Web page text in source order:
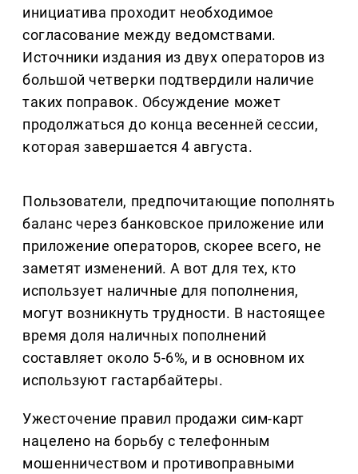
инициатива проходит необходимое
согласование между ведомствами.
Источники издания из двух операторов из
большой четверки подтвердили наличие
таких поправок. Обсуждение может
продолжаться до конца весенней сессии,
которая завершается 4 августа.
Пользователи, предпочитающие пополнять
баланс через банковское приложение или
приложение операторов, скорее всего, не
заметят изменений. А вот для тех, кто
использует наличные для пополнения,
могут возникнуть трудности. В настоящее
время доля наличных пополнений
составляет около 5-6%, и в основном их
используют гастарбайтеры.
Ужесточение правил продажи сим-карт
нацелено на борьбу с телефонным
мошенничеством и противоправными